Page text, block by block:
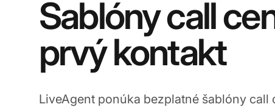
Šablóny call
prvý kontakt
LiveAgent ponúka bezplatné šablóny call